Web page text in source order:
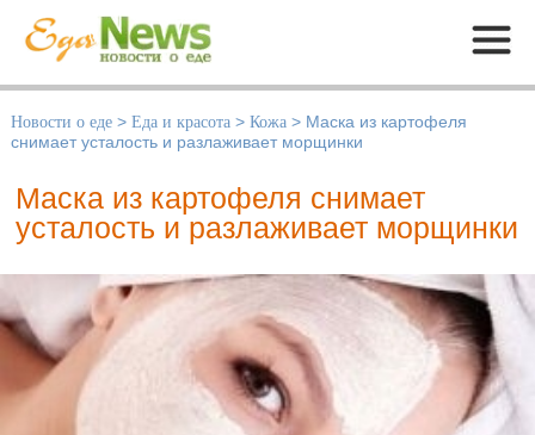
Меню
Новости о еде > Еда и красота > Кожа > Маска из картофеля
снимает усталость и разлаживает морщинки
Маска из картофеля снимает
усталость и разлаживает морщинки